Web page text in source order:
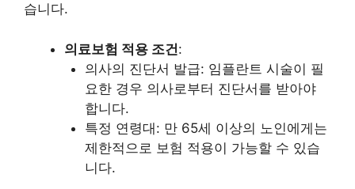
습니다.
의료보험 적용 조건:
의사의 진단서 발급: 임플란트 시술이 필
요한 경우 의사로부터 진단서를 받아야
합니다.
특정 연령대: 만 65세 이상의 노인에게는
제한적으로 보험 적용이 가능할 수 있습
니다.